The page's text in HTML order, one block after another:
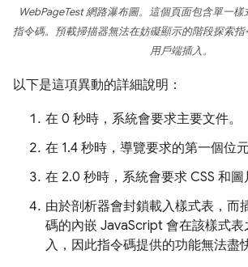
WebPageTest 網路瀑布圖。這個頁面包含單一
指令碼。預載掃描器無法在妨礙顯示的階段探索
用戶端插入。
以下是這項異動的詳細說明：
在 0 秒時，系統會要求主要文件。
在 1.4 秒時，導覽要求的第一個位元
在 2.0 秒時，系統會要求 CSS 和圖
由於剖析器會封鎖載入樣式表，而
碼的內嵌 JavaScript 會在該樣式表
入，因此指令碼提供的功能無法盡